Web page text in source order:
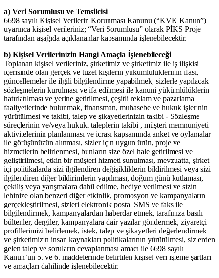
a) Veri Sorumlusu ve Temsilcisi
6698 sayılı Kişisel Verilerin Korunması Kanunu (“KVK Kanun”)
uyarınca kişisel verileriniz; “Veri Sorumlusu” olarak PİKS Proje
tarafından aşağıda açıklananlar kapsamında işlenebilecektir.
b) Kişisel Verilerinizin Hangi Amaçla İşlenebileceği
Toplanan kişisel verileriniz, şirketimiz ve şirketimiz ile iş ilişkisi
içerisinde olan gerçek ve tüzel kişilerin yükümlülüklerinin ifası,
güncellemeler ile ilgili bilgilendirme yapabilmek, sizlerle yapılacak
sözleşmelerin kurulması ve ifa edilmesi ile kanuni yükümlülüklerin
hatırlatılması ve yerine getirilmesi, çeşitli reklam ve pazarlama
faaliyetlerinde bulunmak, finansman, muhasebe ve hukuk işlerinin
yürütülmesi ve takibi, talep ve şikayetlerinizin takibi - Sözleşme
süreçlerinin ve/veya hukuki taleplerin takibi , müşteri memnuniyeti
aktivitelerinin planlanması ve icrası kapsamında anket ve oylamalar
ile görüşünüzün alınması, sizler için uygun ürün, proje ve
hizmetlerin belirlenmesi, bunların size özel hale getirilmesi ve
geliştirilmesi, etkin bir müşteri hizmeti sunulması, mevzuatta, şirket
içi politikalarda sizi ilgilendiren değişikliklerin bildirilmesi veya sizi
ilgilendiren diğer bildirimlerin yapılması, doğum günü kutlaması,
çekiliş veya yarışmalara dahil edilme, hediye verilmesi ve sizin
lehinize olan benzeri diğer etkinlik, promosyon ve kampanyaların
gerçekleştirilmesi, sizleri elektronik posta, SMS ve faks ile
bilgilendirmek, kampanyalardan haberdar etmek, tarafınıza basılı
bültenler, dergiler, kampanyalara dair yazılar göndermek, ziyaretçi
profillerimizi belirlemek, istek, talep ve şikayetleri değerlendirmek
ve şirketimizin insan kaynakları politikalarının yürütülmesi, sizlerden
gelen talep ve soruların cevaplanması amacı ile 6698 sayılı
Kanun’un 5. ve 6. maddelerinde belirtilen kişisel veri işleme şartları
ve amaçları dahilinde işlenebilecektir.